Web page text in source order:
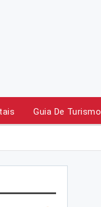
Guia De Turismo